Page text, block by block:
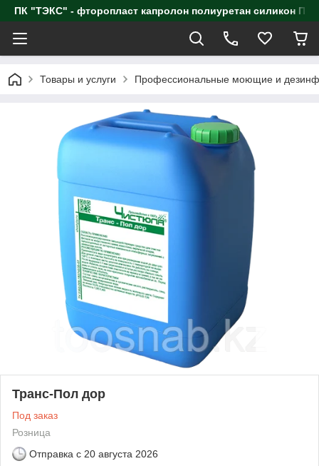
ПК "ТЭКС" - фторопласт капролон полиуретан
Товары и услуги Профессиональные моющие и
Транс-Пол дор
Под заказ
Розница
Отправка с 20 августа 2026